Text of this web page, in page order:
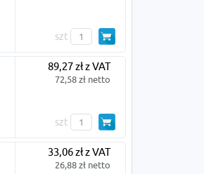
szt
89,27 zł z VAT
72,58 zł netto
szt
33,06 zł z VAT
26,88 zł netto